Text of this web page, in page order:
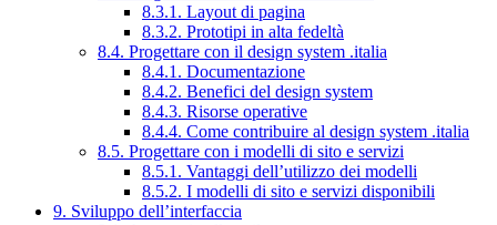
8.3.1. Layout di pagina
8.3.2. Prototipi in alta fedeltà
8.4. Progettare con il design system .italia
8.4.1. Documentazione
8.4.2. Benefici del design system
8.4.3. Risorse operative
8.4.4. Come contribuire al design system .italia
8.5. Progettare con i modelli di sito e servizi
8.5.1. Vantaggi dell’utilizzo dei modelli
8.5.2. I modelli di sito e servizi disponibili
9. Sviluppo dell’interfaccia